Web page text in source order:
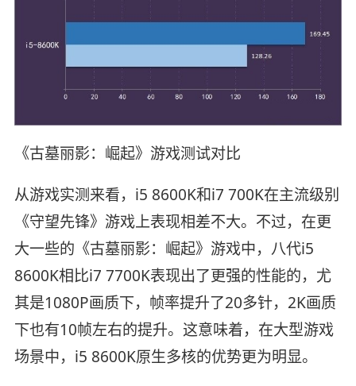
《古墓丽影：崛起》游戏测试对比
从游戏实测来看，i5 8600K和i7 700K在主流级别
《守望先锋》游戏上表现相差不大。不过，在更
大一些的《古墓丽影：崛起》游戏中，八代i5
8600K相比i7 7700K表现出了更强的性能的，尤
其是1080P画质下，帧率提升了20多针，2K画质
下也有10帧左右的提升。这意味着，在大型游戏
场景中，i5 8600K原生多核的优势更为明显。